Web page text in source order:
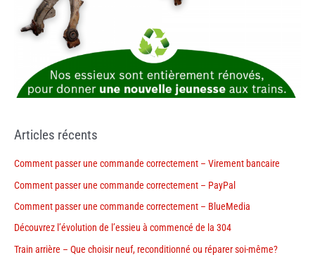
Articles récents
Comment passer une commande correctement – Virement bancaire
Comment passer une commande correctement – PayPal
Comment passer une commande correctement – BlueMedia
Découvrez l’évolution de l’essieu à commencé de la 304
Train arrière – Que choisir neuf, reconditionné ou réparer soi-même?